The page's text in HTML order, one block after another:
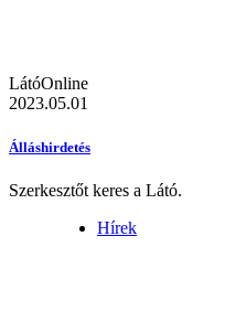
LátóOnline
2023.05.01
Álláshirdetés
Szerkesztőt keres a Látó.
Hírek